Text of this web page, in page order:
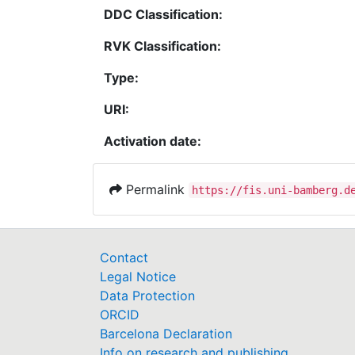
DDC Classification:
RVK Classification:
Type:
URI:
Activation date:
Permalink https://fis.uni-
Contact
Legal Notice
Data Protection
ORCID
Barcelona Declaration